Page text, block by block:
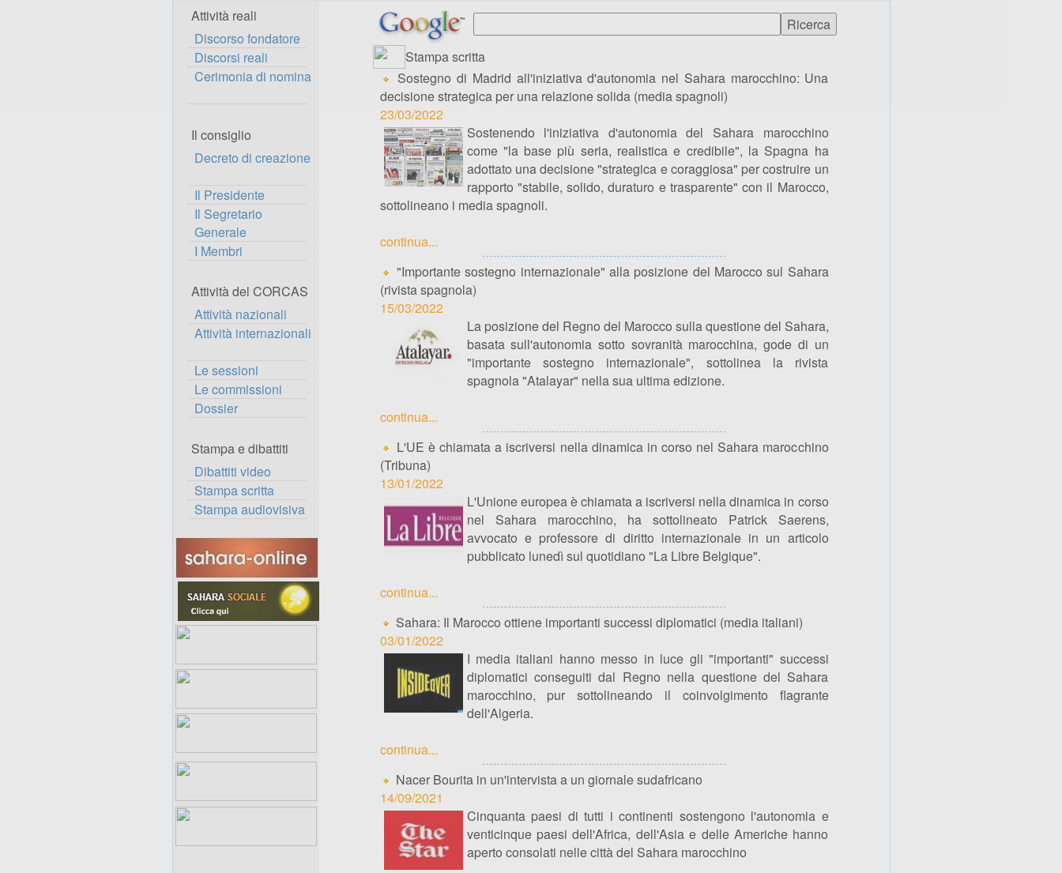
Attività reali
Discorso fondatore
Discorsi reali
Cerimonia di nomina
Il consiglio
Decreto di creazione
Il Presidente
Il Segretario
Generale
I Membri
Attività del CORCAS
Attività nazionali
Attività internazionali
Le sessioni
Le commissioni
Dossier
Stampa e dibattiti
Dibattiti video
Stampa scritta
Stampa audiovisiva
Stampa scritta
Sostegno di Madrid all'iniziativa d'autonomia nel Sahara marocchino: Una
decisione strategica per una relazione solida (media spagnoli)
23/03/2022
Sostenendo l'iniziativa d'autonomia del Sahara marocchino
come "la base più seria, realistica e credibile", la Spagna ha
adottato una decisione "strategica e coraggiosa" per costruire un
rapporto "stabile, solido, duraturo e trasparente" con il Marocco,
sottolineano i media spagnoli.
continua...
"Importante sostegno internazionale" alla posizione del Marocco sul Sahara
(rivista spagnola)
15/03/2022
La posizione del Regno del Marocco sulla questione del Sahara,
basata sull'autonomia sotto sovranità marocchina, gode di un
"importante sostegno internazionale", sottolinea la rivista
spagnola "Atalayar" nella sua ultima edizione.
continua...
L'UE è chiamata a iscriversi nella dinamica in corso nel Sahara marocchino
(Tribuna)
13/01/2022
L'Unione europea è chiamata a iscriversi nella dinamica in corso
nel Sahara marocchino, ha sottolineato Patrick Saerens,
avvocato e professore di diritto internazionale in un articolo
pubblicato lunedì sul quotidiano "La Libre Belgique".
continua...
Sahara: Il Marocco ottiene importanti successi diplomatici (media italiani)
03/01/2022
I media italiani hanno messo in luce gli "importanti" successi
diplomatici conseguiti dal Regno nella questione del Sahara
marocchino, pur sottolineando il coinvolgimento flagrante
dell'Algeria.
continua...
Nacer Bourita in un'intervista a un giornale sudafricano
14/09/2021
Cinquanta paesi di tutti i continenti sostengono l'autonomia e
venticinque paesi dell'Africa, dell'Asia e delle Americhe hanno
aperto consolati nelle città del Sahara marocchino